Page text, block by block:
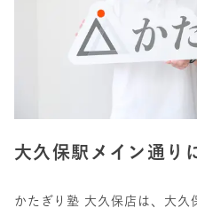
大久保駅メイン通り
かたぎり塾 大久保店は、大久